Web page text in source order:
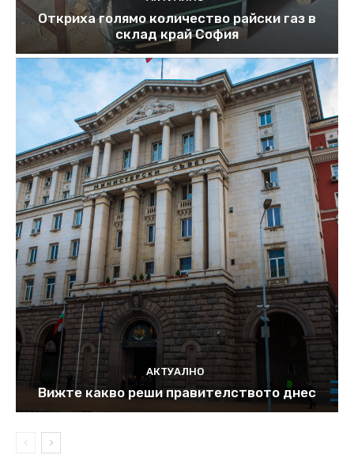
Откриха голямо количество райски газ в
склад край София
АКТУАЛНО
Вижте какво реши правителството днес